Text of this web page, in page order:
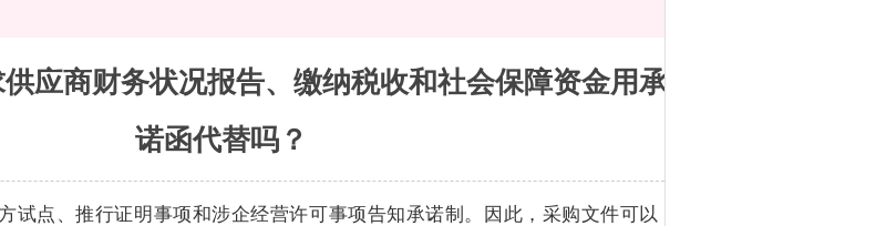
应商财务状况报告、缴纳税收和社会保障资金用承
诺函代替吗？
试点、推行证明事项和涉企经营许可事项告知承诺制。因此，采购文件可以